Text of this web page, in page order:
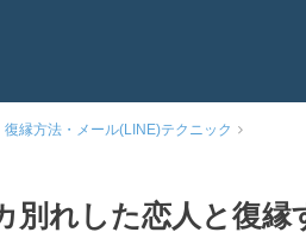
復縁方法・メール(LINE)テクニック
別れした恋人と復